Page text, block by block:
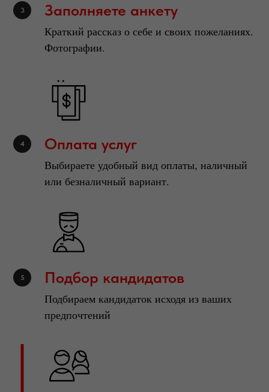
Заполняете анкету
Краткий рассказ о себе и своих пожеланиях.
Фотографии.
Оплата услуг
Выбираете удобный вид оплаты, наличный
или безналичный вариант.
Подбор кандидатов
Подбираем кандидаток исходя из ваших
предпочтений